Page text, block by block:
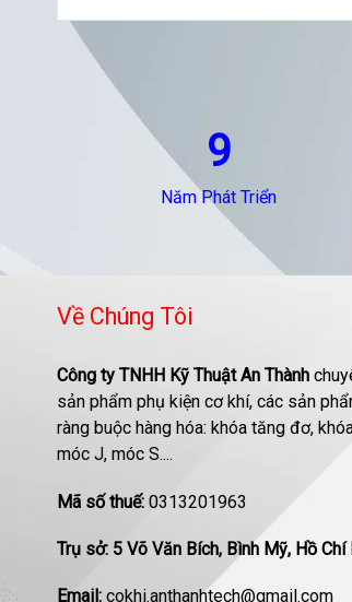
9
Năm Phát Triển
Về Chúng Tôi
Công ty TNHH Kỹ Thuật An Thành
sản phẩm phụ kiện cơ khí, các sản
ràng buộc hàng hóa: khóa tăng đơ,
móc J, móc S....
Mã số thuế: 0313201963
Trụ sở: 5 Võ Văn Bích, Bình Mỹ, Hồ Chí
Email: cokhi.anthanhtech@gmail.com